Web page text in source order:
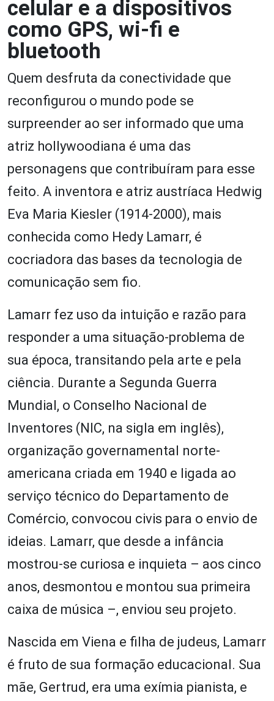
celular e a dispositivos
como GPS, wi-fi e
bluetooth
Quem desfruta da conectividade que
reconfigurou o mundo pode se
surpreender ao ser informado que uma
atriz hollywoodiana é uma das
personagens que contribuíram para esse
feito. A inventora e atriz austríaca Hedwig
Eva Maria Kiesler (1914-2000), mais
conhecida como Hedy Lamarr, é
cocriadora das bases da tecnologia de
comunicação sem fio.
Lamarr fez uso da intuição e razão para
responder a uma situação-problema de
sua época, transitando pela arte e pela
ciência. Durante a Segunda Guerra
Mundial, o Conselho Nacional de
Inventores (NIC, na sigla em inglês),
organização governamental norte-
americana criada em 1940 e ligada ao
serviço técnico do Departamento de
Comércio, convocou civis para o envio de
ideias. Lamarr, que desde a infância
mostrou-se curiosa e inquieta – aos cinco
anos, desmontou e montou sua primeira
caixa de música –, enviou seu projeto.
Nascida em Viena e filha de judeus, Lamarr
é fruto de sua formação educacional. Sua
mãe, Gertrud, era uma exímia pianista, e